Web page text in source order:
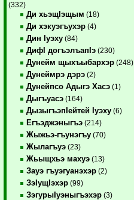
(332)
Ди хьэщIэщым (18)
Ди хэкуэгъухэр (4)
Дин Iуэху (84)
ДифI догъэлъапIэ (230)
Дунейм щыхъыбархэр (248)
Дунеймрэ дэрэ (2)
Дунейпсо Адыгэ Хасэ (1)
Дыгъуасэ (164)
ДызыгъэпIейтей Iуэху (6)
Егъэджэныгъэ (214)
Жыжьэ-гъунэгъу (70)
Жылагъуэ (23)
Жьыщхьэ махуэ (13)
Зауэ гъуэгуанэхэр (2)
ЗэIущIэхэр (99)
ЗэгурыIуэныгъэхэр (3)